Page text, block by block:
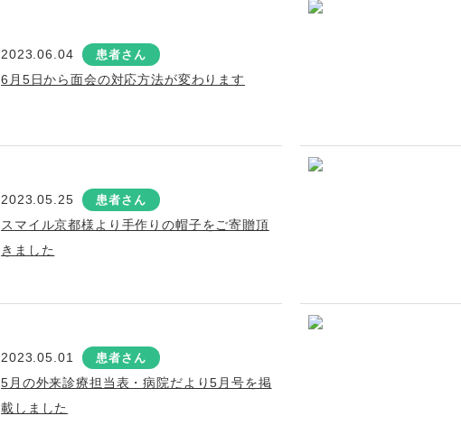
2023.06.04 患者さん
6月5日から面会の対応方法が変わります
2023.05.25 患者さん
スマイル京都様より手作りの帽子をご寄贈頂
きました
2023.05.01 患者さん
5月の外来診療担当表・病院だより5月号を掲
載しました